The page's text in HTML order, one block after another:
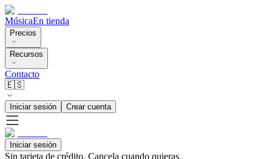
MúsicaEn tienda
Precios
Recursos
Contacto
🇪🇸
Iniciar sesión Crear cuenta
Iniciar sesión
Sin tarjeta de crédito. Cancela cuando quieras.